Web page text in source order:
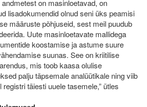
on masinloetavad, on
lisadokumendid olnud seni üks peamisi
määruste põhjuseid, sest meil puudub
Uute masinloetavate mallidega
koostamise ja astume suure
suunas. See on kriitilise
mis toob kaasa olulise
palju täpsemale analüütikale ning viib
täiesti uuele tasemele,” ütles